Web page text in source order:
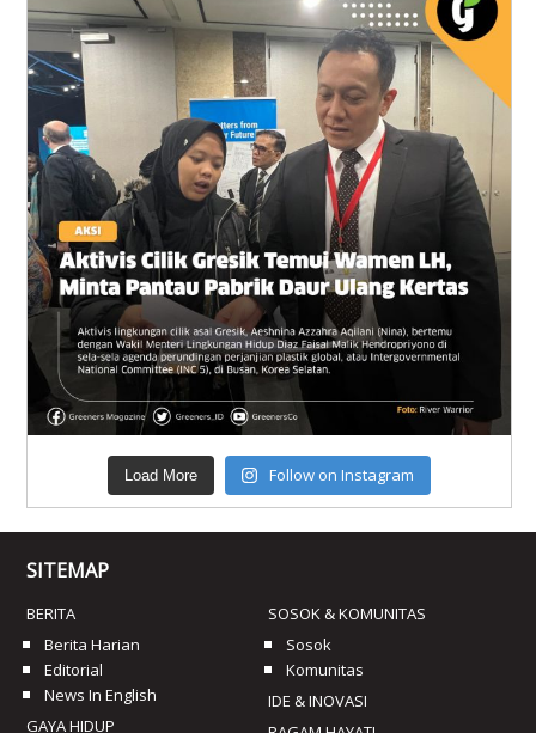
Load More Follow on Instagram
SITEMAP
BERITA
Berita Harian
Editorial
News In English
GAYA HIDUP
SOSOK & KOMUNITAS
Sosok
Komunitas
IDE & INOVASI